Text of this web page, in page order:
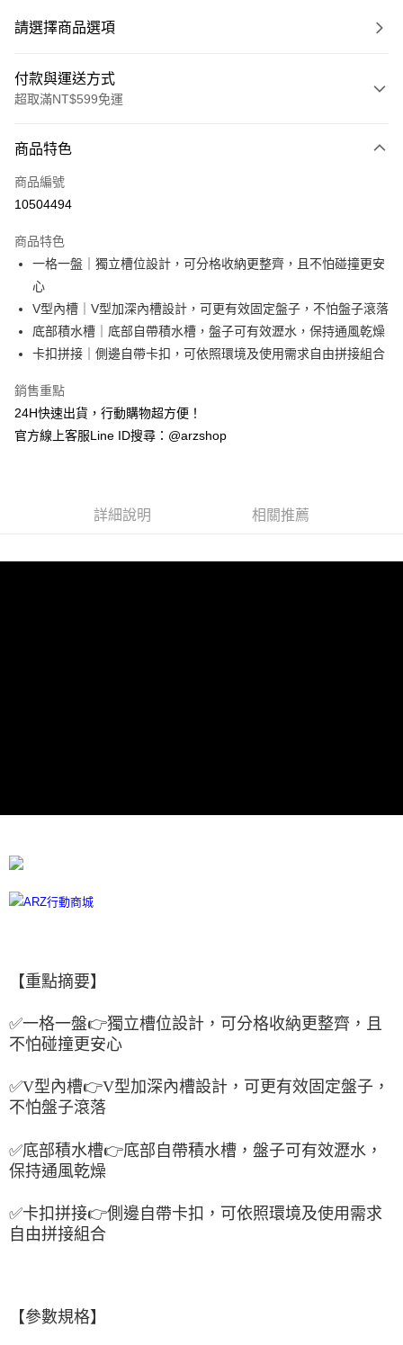
請選擇商品選項
付款與運送方式
超取滿NT$599免運
信用卡一次付款
超商取貨付款
Apple Pay
街口支付
Google Pay
全盈+PAY
ATM付款
運送方式
商品特色
商品編號
10504494
商品特色
一格一盤｜獨立槽位設計，可分格收納更整齊，且不怕碰撞更安
心
V型內槽｜V型加深內槽設計，可更有效固定盤子，不怕盤子滾落
底部積水槽｜底部自帶積水槽，盤子可有效瀝水，保持通風乾燥
卡扣拼接｜側邊自帶卡扣，可依照環境及使用需求自由拼接組合
銷售重點
24H快速出貨，行動購物超方便！
官方線上客服Line ID搜尋：@arzshop
詳細說明 相關推薦
【重點摘要】
✅一格一盤👉獨立槽位設計，可分格收納更整齊，且
不怕碰撞更安心
✅V型內槽👉V型加深內槽設計，可更有效固定盤子，
不怕盤子滾落
✅底部積水槽👉底部自帶積水槽，盤子可有效瀝水，
保持通風乾燥
✅卡扣拼接👉側邊自帶卡扣，可依照環境及使用需求
自由拼接組合
【參數規格】